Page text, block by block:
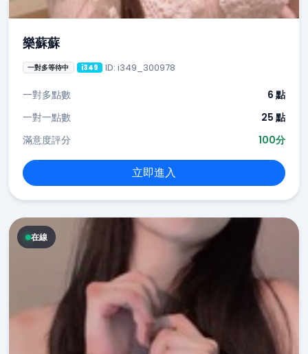
樂蘇蘇
一對多等待中 i349 ID: i349_300978
一對多點數
6 點
一對一點數
25 點
滿意度評分
100分
立即進入
在線